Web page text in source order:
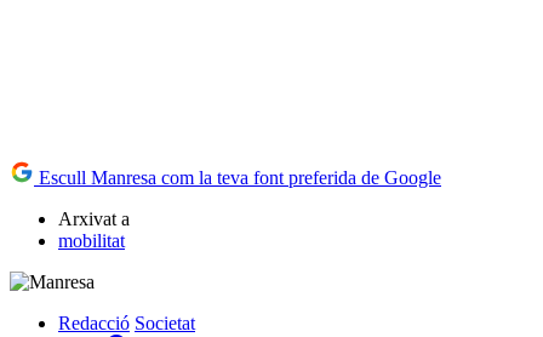
Escull Manresa com la teva font preferida de Google
Arxivat a
mobilitat
Redacció Societat